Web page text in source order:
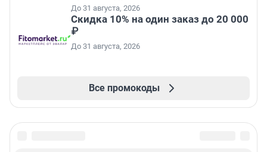
До 31 августа, 2026
Скидка 10% на один заказ до 20 000
₽
До 31 августа, 2026
Все промокоды